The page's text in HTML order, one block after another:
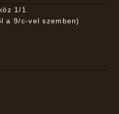
1/1
a 9/c-vel szemben)